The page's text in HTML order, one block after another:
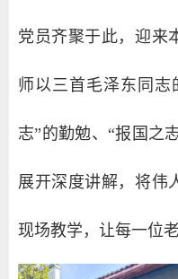
党员齐聚于此，迎来
师以三首毛泽东同
志”的勤勉、“报国之
展开深度讲解，将伟
现场教学，让每一位